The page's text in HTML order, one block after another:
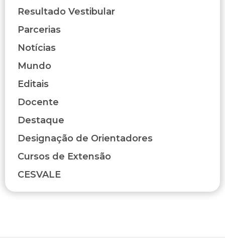
Resultado Vestibular
Parcerias
Notícias
Mundo
Editais
Docente
Destaque
Designação de Orientadores
Cursos de Extensão
CESVALE